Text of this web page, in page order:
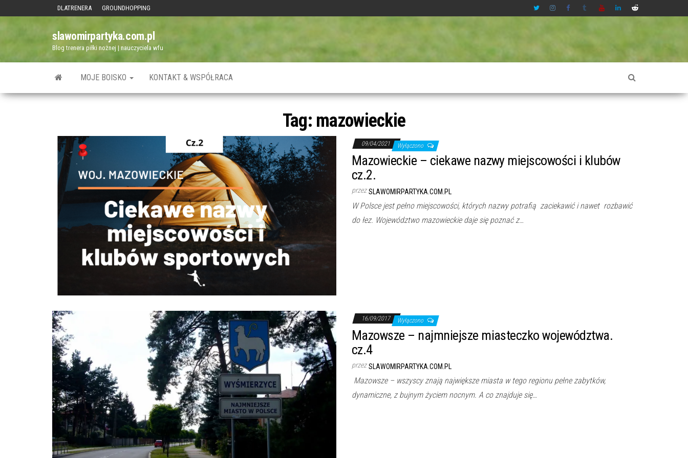
DLATRENERA GROUNDHOPPING
slawomirpartyka.com.pl
Blog trenera piłki nożnej | nauczyciela wfu
MOJE BOISKO KONTAKT & WSPÓŁRACA
Tag: mazowieckie
09/04/2021 Wyłączono
Mazowieckie – ciekawe nazwy miejscowości i klubów
cz.2.
przez SLAWOMIRPARTYKA.COM.PL
W Polsce jest pełno miejscowości, których nazwy potrafią zaciekawić i nawet rozbawić
do łez. Województwo mazowieckie daje się poznać z…
16/09/2017 Wyłączono
Mazowsze – najmniejsze miasteczko województwa.
cz.4
przez SLAWOMIRPARTYKA.COM.PL
Mazowsze – wszyscy znają największe miasta w tego regionu pełne zabytków,
dynamiczne, z bujnym życiem nocnym. A co znajduje się…